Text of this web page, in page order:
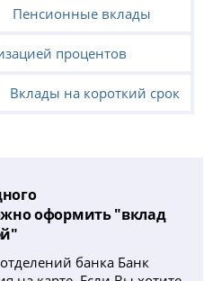
Пенсионные вклады
процентов
Вклады на короткий срок
оформить "вклад
банка Банк